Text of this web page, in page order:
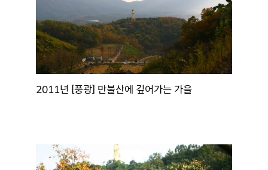
2011년 [풍광] 만불산에 깊어가는 가을